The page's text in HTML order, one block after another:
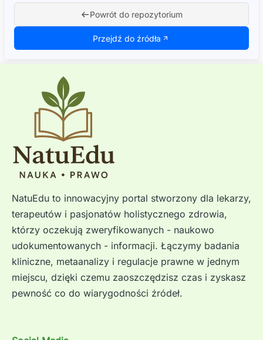
Powrót do repozytorium
Przejdź do źródła
NatuEdu to innowacyjny portal stworzony dla lekarzy,
terapeutów i pasjonatów holistycznego zdrowia,
którzy oczekują zweryfikowanych - naukowo
udokumentowanych - informacji. Łączymy badania
kliniczne, metaanalizy i regulacje prawne w jednym
miejscu, dzięki czemu zaoszczędzisz czas i zyskasz
pewność co do wiarygodności źródeł.